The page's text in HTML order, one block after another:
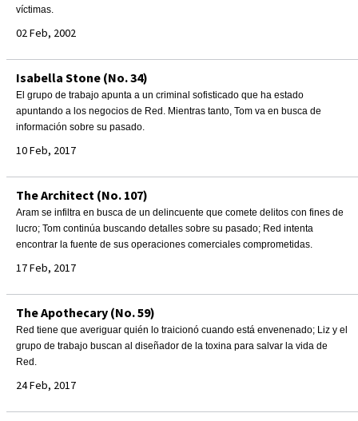
víctimas.
02 Feb, 2002
Isabella Stone (No. 34)
El grupo de trabajo apunta a un criminal sofisticado que ha estado
apuntando a los negocios de Red. Mientras tanto, Tom va en busca de
información sobre su pasado.
10 Feb, 2017
The Architect (No. 107)
Aram se infiltra en busca de un delincuente que comete delitos con fines de
lucro; Tom continúa buscando detalles sobre su pasado; Red intenta
encontrar la fuente de sus operaciones comerciales comprometidas.
17 Feb, 2017
The Apothecary (No. 59)
Red tiene que averiguar quién lo traicionó cuando está envenenado; Liz y el
grupo de trabajo buscan al diseñador de la toxina para salvar la vida de
Red.
24 Feb, 2017